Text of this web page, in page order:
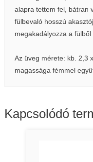
alapra tettem fel, bátran
fülbevaló hosszú
megakadályozza a fülből
Az üveg mérete: kb. 2,3
magassága fémmel
Kapcsolódó